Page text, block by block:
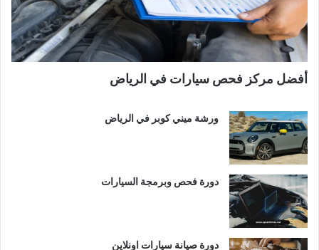
أفضل مركز فحص سيارات في الرياض
ورشة ميني كوبر في الرياض
دورة فحص وبرمجة السيارات
دورة صيانة سيارات اونلاين